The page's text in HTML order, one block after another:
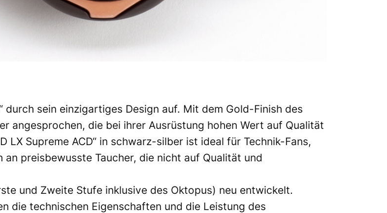
durch sein einzigartiges Design auf. Mit dem Gold-Finish des
angesprochen, die bei ihrer Ausrüstung hohen Wert auf Qualität
LX Supreme ACD“ in schwarz-silber ist ideal für Technik-Fans,
an preisbewusste Taucher, die nicht auf Qualität und
und Zweite Stufe inklusive des Oktopus) neu entwickelt.
die technischen Eigenschaften und die Leistung des